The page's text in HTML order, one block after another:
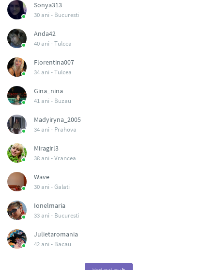
Sonya313
30 ani - Bucuresti
Anda42
40 ani -Tulcea
Florentina007
34 ani -Tulcea
Gina_nina
41 ani - Buzau
Madyiryna_2005
34 ani - Prahova
Miragirl3
38 ani -Vrancea
Wave
30 ani -Galati
Ionelmaria
33 ani - Bucuresti
Julietaromania
42 ani - Bacau